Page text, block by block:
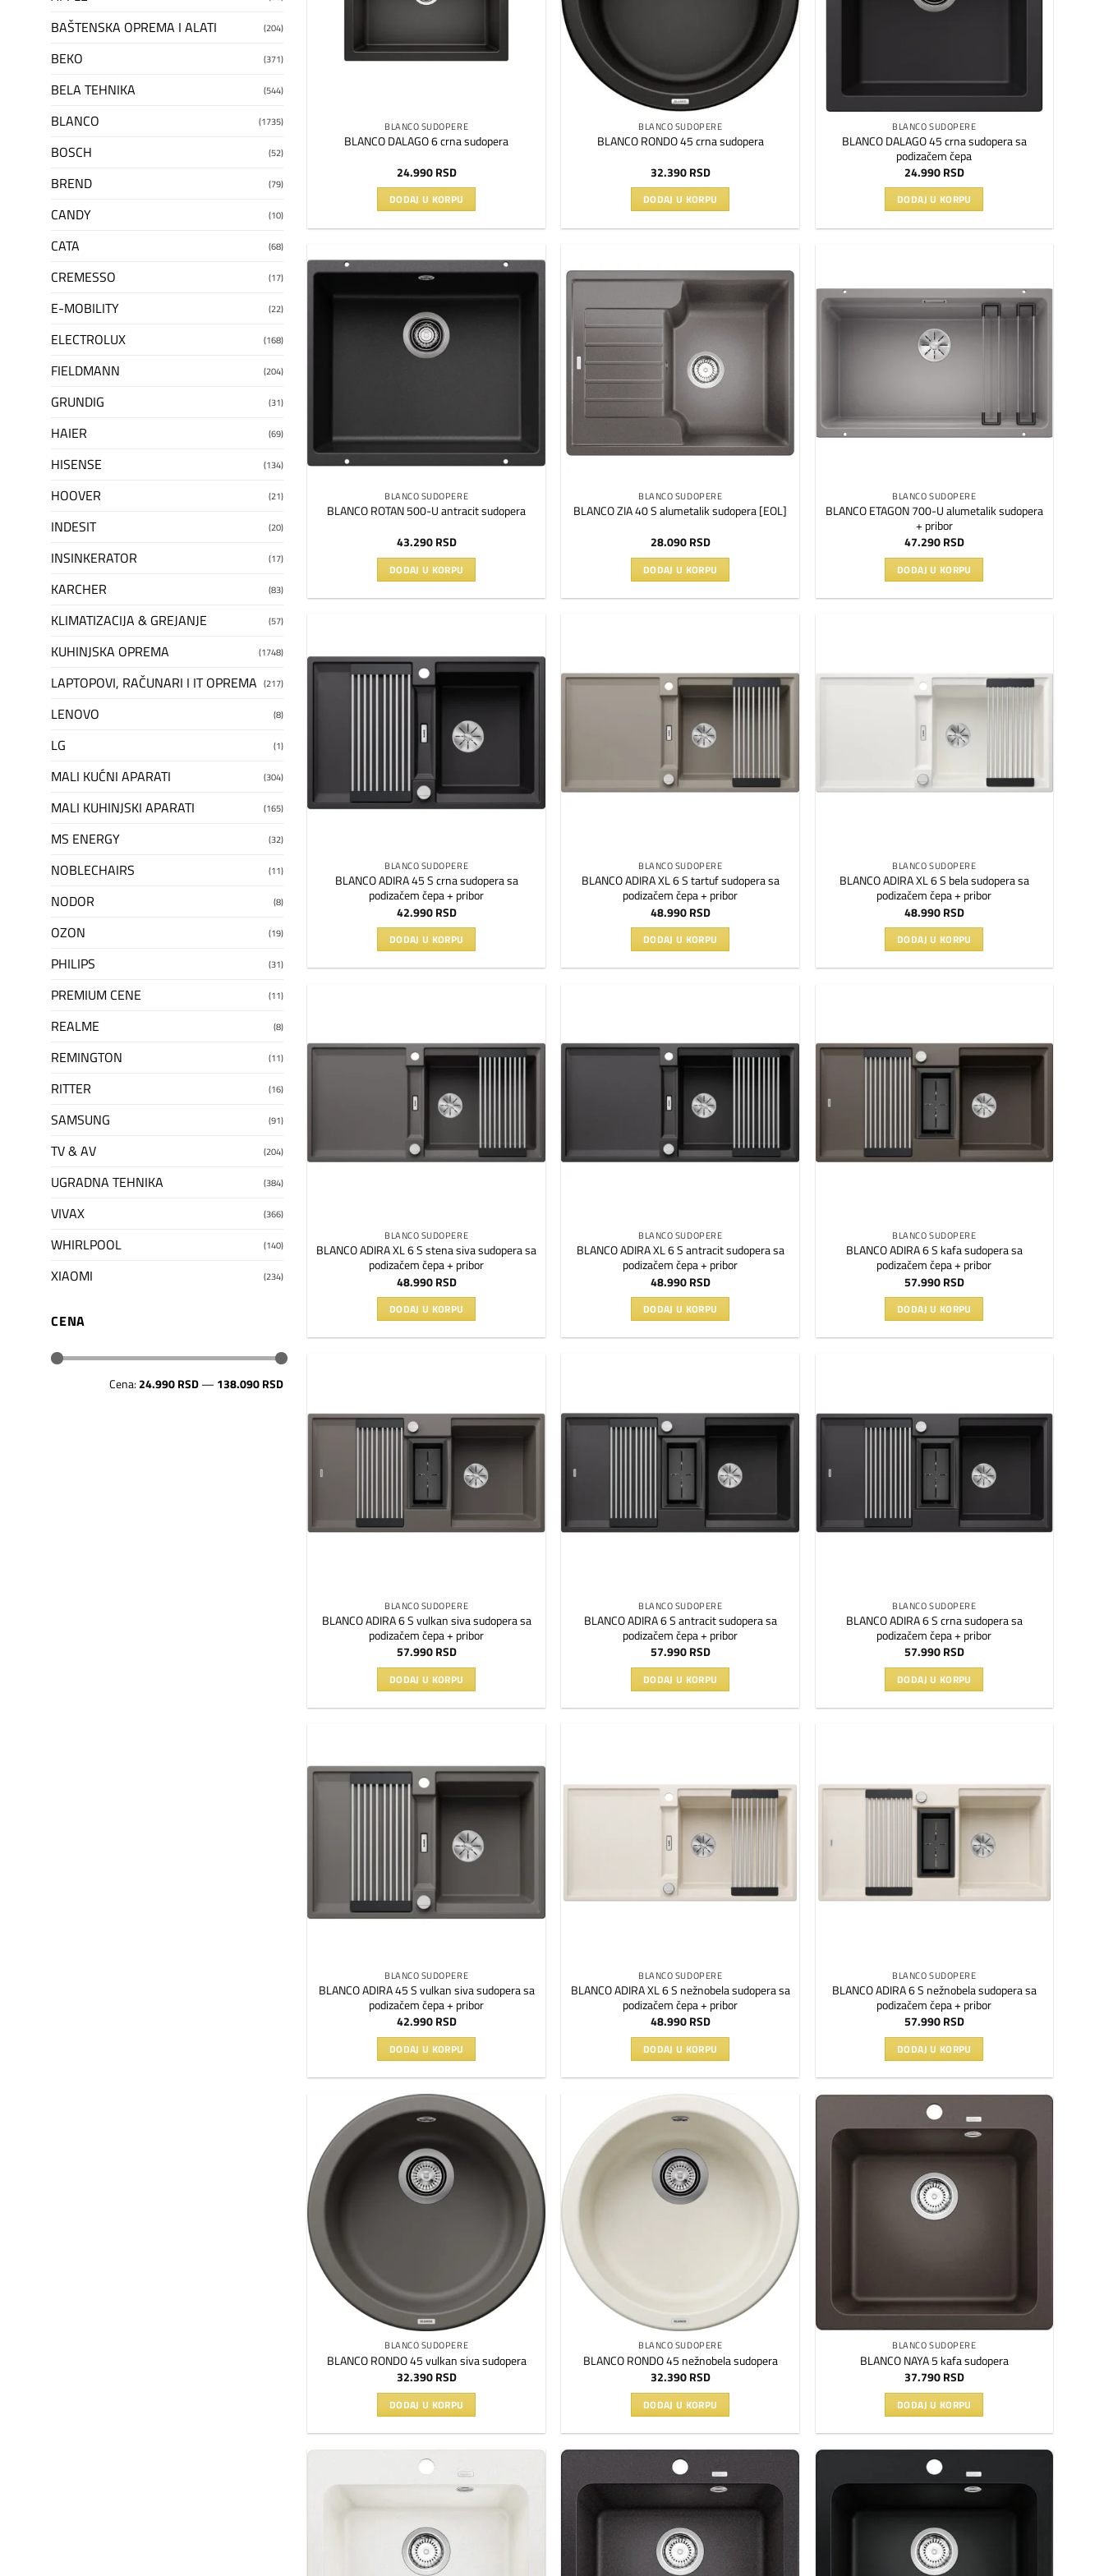
BAŠTENSKA OPREMA I ALATI (204)
BEKO (371)
BELA TEHNIKA (544)
BLANCO (1735)
BOSCH (52)
BREND (79)
CANDY (10)
CATA (68)
CREMESSO (17)
E-MOBILITY (22)
ELECTROLUX (168)
FIELDMANN (204)
GRUNDIG (31)
HAIER (69)
HISENSE (134)
HOOVER (21)
INDESIT (20)
INSINKERATOR (17)
KARCHER (83)
KLIMATIZACIJA & GREJANJE (57)
KUHINJSKA OPREMA (1748)
LAPTOPOVI, RAČUNARI I IT OPREMA (217)
LENOVO (8)
LG (1)
MALI KUĆNI APARATI (304)
MALI KUHINJSKI APARATI (165)
MS ENERGY (32)
NOBLECHAIRS (11)
NODOR (8)
OZON (19)
PHILIPS (31)
PREMIUM CENE (11)
REALME (8)
REMINGTON (11)
RITTER (16)
SAMSUNG (91)
TV & AV (204)
UGRADNA TEHNIKA (384)
VIVAX (366)
WHIRLPOOL (140)
XIAOMI (234)
CENA
Cena:24.990 RSD— 138.090 RSD
BLANCO SUDOPERE
BLANCO DALAGO 6 crna sudopera
24.990RSD
DODAJ U KORPU
BLANCO SUDOPERE
BLANCO RONDO 45 crna sudopera
32.390RSD
DODAJ U KORPU
BLANCO SUDOPERE
BLANCO DALAGO 45 crna sudopera sa
podizačem čepa
24.990RSD
DODAJ U KORPU
BLANCO SUDOPERE
BLANCO ROTAN 500-U antracit sudopera
43.290RSD
DODAJ U KORPU
Dodaj
BLANCO SUDOPERE
BLANCO ZIA 40 S alumetalik sudopera [EOL]
28.090RSD
DODAJ U KORPU
Dodaj
na
listu
BLANCO SUDOPERE
BLANCO ETAGON 700-U alumetalik sudopera
+ pribor
47.290RSD
DODAJ U KORPU
Dodaj
na
BLANCO SUDOPERE
BLANCO ADIRA 45 S crna sudopera sa
podizačem čepa + pribor
42.990RSD
DODAJ U KORPU
na
listu
BLANCO SUDOPERE
BLANCO ADIRA XL 6 S tartuf sudopera sa
podizačem čepa + pribor
48.990RSD
DODAJ U KORPU
na
listu
BLANCO SUDOPERE
BLANCO ADIRA XL 6 S bela sudopera sa
podizačem čepa + pribor
48.990RSD
DODAJ U KORPU
na
listu
BLANCO SUDOPERE
BLANCO ADIRA XL 6 S stena siva sudopera sa
podizačem čepa + pribor
48.990RSD
DODAJ U KORPU
na
listu
BLANCO SUDOPERE
BLANCO ADIRA XL 6 S antracit sudopera sa
podizačem čepa + pribor
48.990RSD
DODAJ U KORPU
na
listu
BLANCO SUDOPERE
BLANCO ADIRA 6 S kafa sudopera sa
podizačem čepa + pribor
57.990RSD
DODAJ U KORPU
na
listu
BLANCO SUDOPERE
BLANCO ADIRA 6 S vulkan siva sudopera sa
podizačem čepa + pribor
57.990RSD
DODAJ U KORPU
na
listu
BLANCO SUDOPERE
BLANCO ADIRA 6 S antracit sudopera sa
podizačem čepa + pribor
57.990RSD
DODAJ U KORPU
na
listu
BLANCO SUDOPERE
BLANCO ADIRA 6 S crna sudopera sa
podizačem čepa + pribor
57.990RSD
DODAJ U KORPU
Dodaj
na
listu
BLANCO SUDOPERE
BLANCO ADIRA 45 S vulkan siva sudopera sa
podizačem čepa + pribor
42.990RSD
DODAJ U KORPU
listu
želja
BLANCO SUDOPERE
BLANCO ADIRA XL 6 S nežnobela sudopera sa
podizačem čepa + pribor
48.990RSD
DODAJ U KORPU
listu
želja
BLANCO SUDOPERE
BLANCO ADIRA 6 S nežnobela sudopera sa
podizačem čepa + pribor
57.990RSD
DODAJ U KORPU
Dodaj
na
listu
želja
BLANCO SUDOPERE
BLANCO RONDO 45 vulkan siva sudopera
32.390RSD
DODAJ U KORPU
Dodaj
na
listu
želja
BLANCO SUDOPERE
BLANCO RONDO 45 nežnobela sudopera
32.390RSD
DODAJ U KORPU
Dodaj
BLANCO SUDOPERE
BLANCO NAYA 5 kafa sudopera
37.790RSD
DODAJ U KORPU
Dodaj
Dodaj